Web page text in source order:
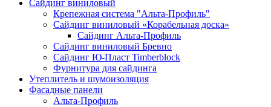
Сайдинг виниловый
Крепежная система "Альта-Профиль"
Сайдинг виниловый «Корабельная доска»
Сайдинг Альта-Профиль
Сайдинг виниловый Бревно
Сайдинг Ю-Пласт Timberblock
Фурнитура для сайдинга
Утеплитель и шумоизоляция
Фасадные панели
Альта-Профиль